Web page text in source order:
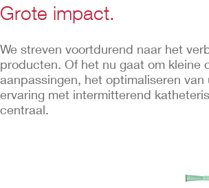
Grote impact.
We streven voortdurend naar het
producten. Of het nu gaat om kleine
aanpassingen, het optimaliseren van
ervaring met intermitterend
centraal.